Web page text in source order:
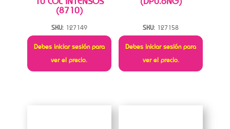
(8710)
SKU: 127149
Debes iniciar sesión para
ver el precio.
SKU: 127158
Debes iniciar sesión para
ver el precio.